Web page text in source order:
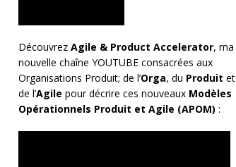
Découvrez Agile & Product Accelerator, ma
nouvelle chaîne YOUTUBE consacrées aux
Organisations Produit; de l’Orga, du Produit et
de l’Agile pour décrire ces nouveaux Modèles
Opérationnels Produit et Agile (APOM) :